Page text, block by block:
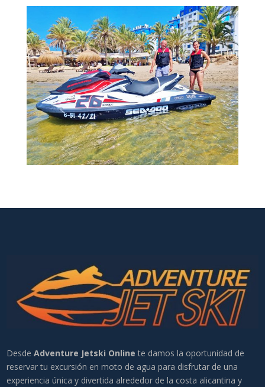
DesdeAdventure Jetski Onlinete damos la oportunidad de
reservar tu excursión en moto de agua para disfrutar de una
experiencia única y divertida alrededor de la costa alicantina y